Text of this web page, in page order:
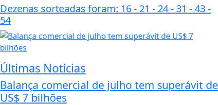
Dezenas sorteadas foram: 16 - 21 - 24 - 31 - 43 -
54
Últimas Notícias
Balança comercial de julho tem superávit de
US$ 7 bilhões